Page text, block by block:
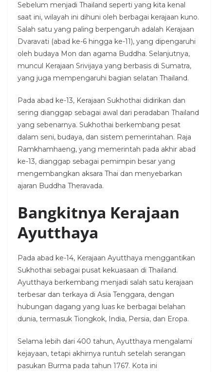
Sebelum menjadi Thailand seperti yang kita kenal
saat ini, wilayah ini dihuni oleh berbagai kerajaan kuno.
Salah satu yang paling berpengaruh adalah Kerajaan
Dvaravati (abad ke-6 hingga ke-11), yang dipengaruhi
oleh budaya Mon dan agama Buddha. Selanjutnya,
muncul Kerajaan Srivijaya yang berbasis di Sumatra,
yang juga mempengaruhi bagian selatan Thailand.
Pada abad ke-13, Kerajaan Sukhothai didirikan dan
sering dianggap sebagai awal dari peradaban Thailand
yang sebenarnya. Sukhothai berkembang pesat
dalam seni, budaya, dan sistem pemerintahan. Raja
Ramkhamhaeng, yang memerintah pada akhir abad
ke-13, dianggap sebagai pemimpin besar yang
mengembangkan aksara Thai dan menyebarkan
ajaran Buddha Theravada.
Bangkitnya Kerajaan
Ayutthaya
Pada abad ke-14, Kerajaan Ayutthaya menggantikan
Sukhothai sebagai pusat kekuasaan di Thailand.
Ayutthaya berkembang menjadi salah satu kerajaan
terbesar dan terkaya di Asia Tenggara, dengan
hubungan dagang yang luas ke berbagai belahan
dunia, termasuk Tiongkok, India, Persia, dan Eropa.
Selama lebih dari 400 tahun, Ayutthaya mengalami
kejayaan, tetapi akhirnya runtuh setelah serangan
pasukan Burma pada tahun 1767. Kota ini